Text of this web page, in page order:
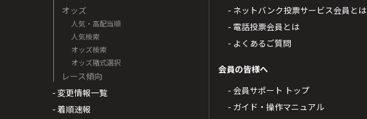
オッズ
人気・高配当順
人気検索
オッズ検索
オッズ賭式選択
レース傾向
- 変更情報一覧
- 着順速報
- ネットバンク投票サービス会員とは
- 電話投票会員とは
- よくあるご質問
会員の皆様へ
- 会員サポート トップ
- ガイド・操作マニュアル